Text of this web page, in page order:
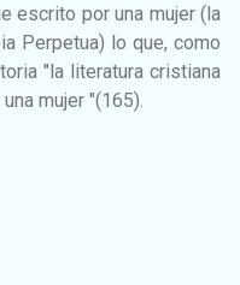
escrito por una mujer (la
Perpetua) lo que, como
"la literatura cristiana
mujer "(165).